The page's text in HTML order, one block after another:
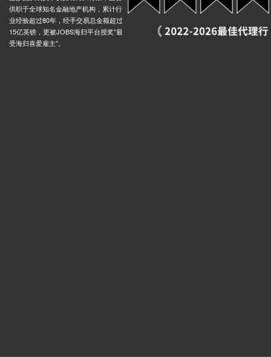
供职于全球知名金融地产机构，累计行
业经验超过80年，经手交易总金额超过
15亿英镑，更被JOBS海归平台授奖"最
受海归喜爱雇主"。